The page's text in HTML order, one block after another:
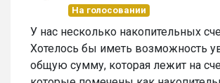
На голосовании
У нас несколько накопительных
Хотелось бы иметь возможность
общую сумму, которая лежит на